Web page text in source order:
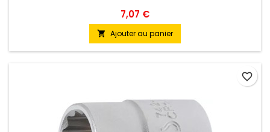
7,07 €
 Ajouter au panier
favorite_border